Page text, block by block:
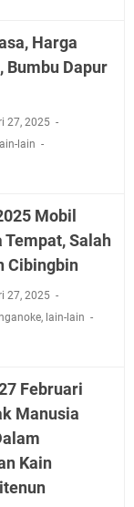
Harga
Bumbu Dapur
27, 2025
lain-lain
Mobil
Tempat, Salah
Cibingbin
27, 2025
, lain-lain
Februari
Manusia
Kain